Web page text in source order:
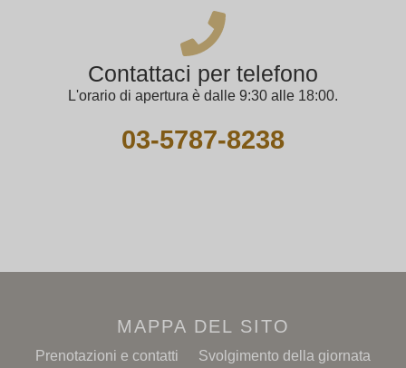
Contattaci per telefono
L'orario di apertura è dalle 9:30 alle 18:00.
03-5787-8238
MAPPA DEL SITO
Prenotazioni e contatti Svolgimento della giornata